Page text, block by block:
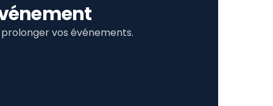
vos événements.